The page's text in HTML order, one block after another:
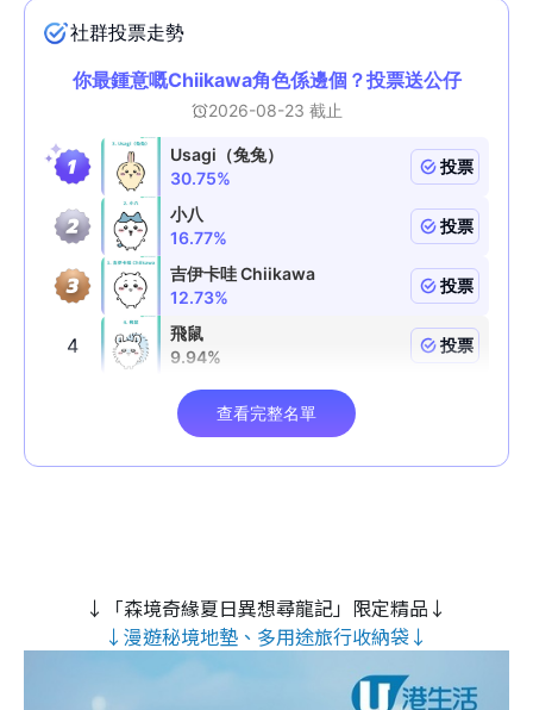
↓「森境奇緣夏日異想尋龍記」限定精品↓
↓漫遊秘境地墊、多用途旅行收納袋↓